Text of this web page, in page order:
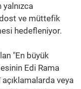
ve müttefik
hedefleniyor.
"En büyük
Edi Rama
veya